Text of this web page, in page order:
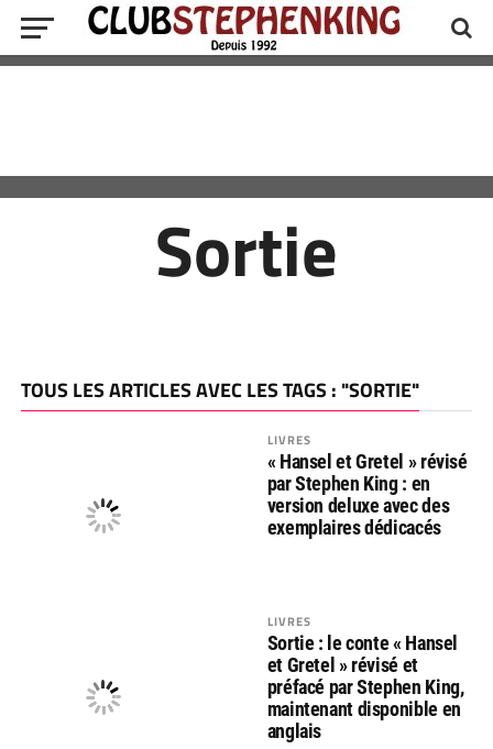
Sortie
TOUS LES ARTICLES AVEC LES TAGS : "SORTIE"
LIVRES
« Hansel et Gretel » révisé
par Stephen King : en
version deluxe avec des
exemplaires dédicacés
LIVRES
Sortie : le conte « Hansel
et Gretel » révisé et
préfacé par Stephen King,
maintenant disponible en
anglais